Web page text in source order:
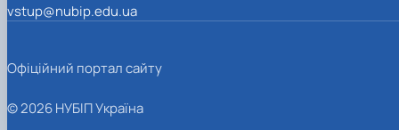
vstup@nubip.edu.ua
Офіційний портал сайту
© 2026 НУБІП Україна